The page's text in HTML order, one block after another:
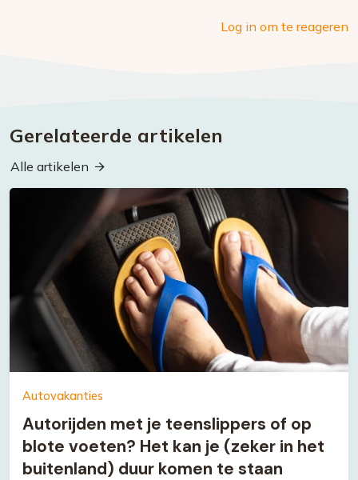
Log in om te reageren
Gerelateerde artikelen
Alle artikelen
Autovakanties
Autorijden met je teenslippers of op
blote voeten? Het kan je (zeker in het
buitenland) duur komen te staan